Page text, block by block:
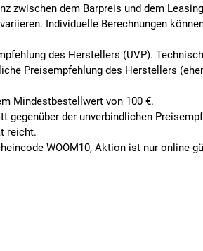
zwischen dem Barpreis und dem
Individuelle Berechnungen
des Herstellers (UVP).
Preisempfehlung des Herstellers
Mindestbestellwert von 100 €.
gegenüber der unverbindlichen
reicht.
WOOM10, Aktion ist nur online